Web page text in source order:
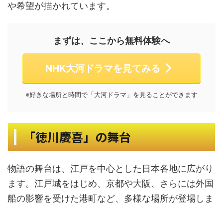
や希望が描かれています。
まずは、ここから無料体験へ
NHK大河ドラマを見てみる
※好きな場所と時間で「大河ドラマ」を見ることができます
「徳川慶喜」の舞台
物語の舞台は、江戸を中心とした日本各地に広がり
ます。江戸城をはじめ、京都や大阪、さらには外国
船の影響を受けた港町など、多様な場所が登場しま